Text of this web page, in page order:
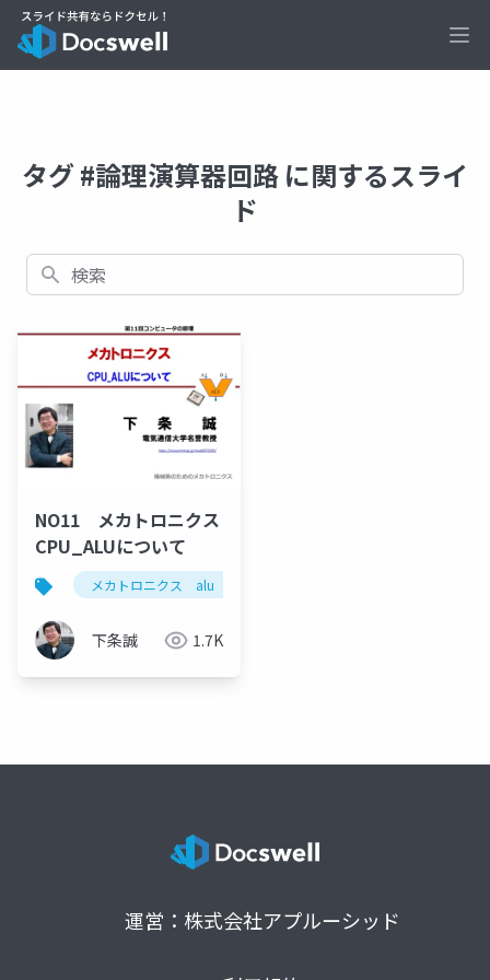
タグ #論理演算器回路 に関するスライ
ド
検索
NO11 メカトロニクス
CPU_ALUについて
メカトロニクス alu 算術論理演算器
下条誠 1.7K
運営：株式会社アプルーシッド